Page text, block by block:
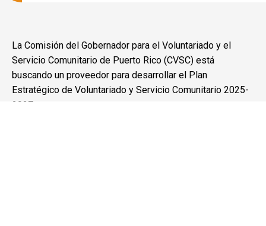
La Comisión del Gobernador para el Voluntariado y el
Servicio Comunitario de Puerto Rico (CVSC) está
buscando un proveedor para desarrollar el Plan
Estratégico de Voluntariado y Servicio Comunitario 2025-
2027